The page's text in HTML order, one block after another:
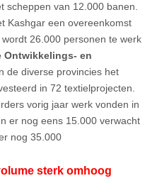
scheppen van 12.000 banen.
Kashgar een overeenkomst
26.000 personen te werk
Ontwikkelings- en
de diverse provincies het
in 72 textielprojecten.
vorig jaar werk vonden in
er nog eens 15.000 verwacht
nog 35.000
sterk omhoog